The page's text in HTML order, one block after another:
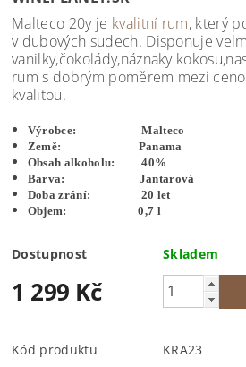
Malteco 20y je kvalitní rum, který
v dubových sudech. Disponuje
vanilky,čokolády,náznaky
rum s dobrým poměrem mezi
kvalitou.
Výrobce: Malteco
Země: Panama
Obsah alkoholu: 40%
Barva: Jantarová
Doba zrání: 20 let
Objem: 0,7 l
Dostupnost Skladem
1 299 Kč
Kód produktu
KRA23